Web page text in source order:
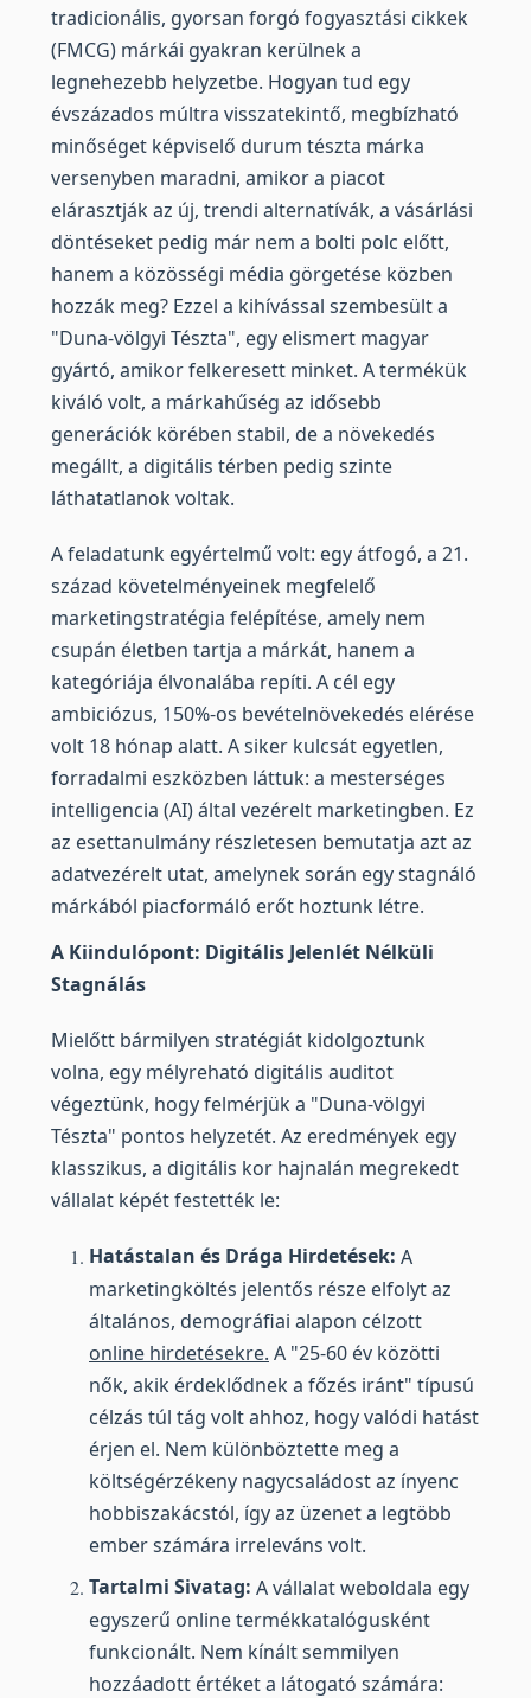
tradicionális, gyorsan forgó fogyasztási cikkek
(FMCG) márkái gyakran kerülnek a
legnehezebb helyzetbe. Hogyan tud egy
évszázados múltra visszatekintő, megbízható
minőséget képviselő durum tészta márka
versenyben maradni, amikor a piacot
elárasztják az új, trendi alternatívák, a vásárlási
döntéseket pedig már nem a bolti polc előtt,
hanem a közösségi média görgetése közben
hozzák meg? Ezzel a kihívással szembesült a
"Duna-völgyi Tészta", egy elismert magyar
gyártó, amikor felkeresett minket. A termékük
kiváló volt, a márkahűség az idősebb
generációk körében stabil, de a növekedés
megállt, a digitális térben pedig szinte
láthatatlanok voltak.
A feladatunk egyértelmű volt: egy átfogó, a 21.
század követelményeinek megfelelő
marketingstratégia felépítése, amely nem
csupán életben tartja a márkát, hanem a
kategóriája élvonalába repíti. A cél egy
ambiciózus, 150%-os bevételnövekedés elérése
volt 18 hónap alatt. A siker kulcsát egyetlen,
forradalmi eszközben láttuk: a mesterséges
intelligencia (AI) által vezérelt marketingben. Ez
az esettanulmány részletesen bemutatja azt az
adatvezérelt utat, amelynek során egy stagnáló
márkából piacformáló erőt hoztunk létre.
A Kiindulópont: Digitális Jelenlét Nélküli
Stagnálás
Mielőtt bármilyen stratégiát kidolgoztunk
volna, egy mélyreható digitális auditot
végeztünk, hogy felmérjük a "Duna-völgyi
Tészta" pontos helyzetét. Az eredmények egy
klasszikus, a digitális kor hajnalán megrekedt
vállalat képét festették le:
Hatástalan és Drága Hirdetések: A
marketingköltés jelentős része elfolyt az
általános, demográfiai alapon célzott
online hirdetésekre. A "25-60 év közötti
nők, akik érdeklődnek a főzés iránt" típusú
célzás túl tág volt ahhoz, hogy valódi hatást
érjen el. Nem különböztette meg a
költségérzékeny nagycsaládost az ínyenc
hobbiszakácstól, így az üzenet a legtöbb
ember számára irreleváns volt.
Tartalmi Sivatag: A vállalat weboldala egy
egyszerű online termékkatalógusként
funkcionált. Nem kínált semmilyen
hozzáadott értéket a látogató számára: